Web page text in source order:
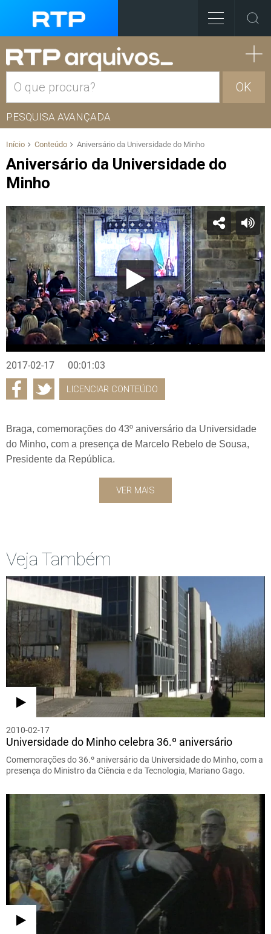
OK
PESQUISA AVANÇADA
Início Conteúdo Aniversário da Universidade do Minho
Aniversário da Universidade do
Minho
2017-02-17 00:01:03
LICENCIAR CONTEÚDO
Braga, comemorações do 43º aniversário da Universidade
do Minho, com a presença de Marcelo Rebelo de Sousa,
Presidente da República.
VER MAIS
Veja Também
2010-02-17
Universidade do Minho celebra 36.º aniversário
Comemorações do 36.º aniversário da Universidade do Minho, com a
presença do Ministro da Ciência e da Tecnologia, Mariano Gago.